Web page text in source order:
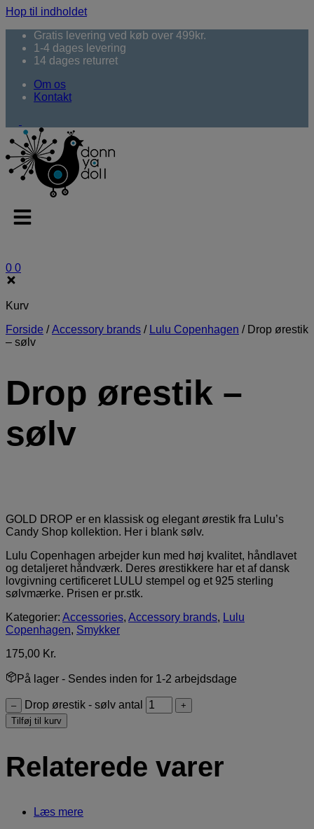
Hop til indholdet
Gratis levering ved køb over 499kr.
1-4 dages levering
14 dages returret
Om os
Kontakt
0 0
Kurv
Forside /Accessory brands / Lulu Copenhagen / Drop ørestik
– sølv
Drop ørestik –
sølv
GOLD DROP er en klassisk og elegant ørestik fra Lulu’s
Candy Shop kollektion. Her i blank sølv.
Lulu Copenhagen arbejder kun med høj kvalitet, håndlavet
og detaljeret håndværk. Deres ørestikkere har et af dansk
lovgivning certificeret LULU stempel og et 925 sterling
sølvmærke. Prisen er pr.stk.
Kategorier: Accessories, Accessory brands, Lulu
Copenhagen, Smykker
175,00 Kr.
På lager - Sendes inden for 1-2 arbejdsdage
– Drop ørestik - sølv antal
+
Tilføj til kurv
Relaterede varer
Læs mere